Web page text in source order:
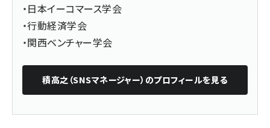
・日本イーコマース学会
・行動経済学会
・関西ベンチャー学会
積高之（SNSマネージャー） のプロフィールを見る